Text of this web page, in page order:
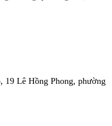
19 Lê Hồng Phong, phường